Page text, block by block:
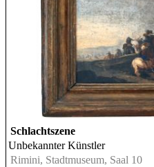
Schlachtszene
Unbekannter Künstler
Rimini, Stadtmuseum, Saal 10